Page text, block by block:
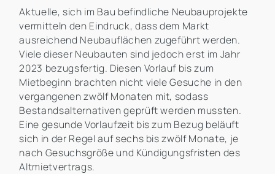
Aktuelle, sich im Bau befindliche Neubauprojekte
vermitteln den Eindruck, dass dem Markt
ausreichend Neubauflächen zugeführt werden.
Viele dieser Neubauten sind jedoch erst im Jahr
2023 bezugsfertig. Diesen Vorlauf bis zum
Mietbeginn brachten nicht viele Gesuche in den
vergangenen zwölf Monaten mit, sodass
Bestandsalternativen geprüft werden mussten.
Eine gesunde Vorlaufzeit bis zum Bezug beläuft
sich in der Regel auf sechs bis zwölf Monate, je
nach Gesuchsgröße und Kündigungsfristen des
Altmietvertrags.